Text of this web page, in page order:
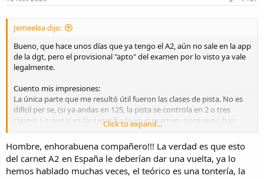
Jemeelea dijo:
Bueno, que hace unos días que ya tengo el A2, aún no sale en la app
de la dgt, pero el provisional "apto" del examen por lo visto ya vale
legalmente.
Cuento mis impresiones:
La única parte que me resultó útil fueron las clases de pista. No es
difícil per se, (si ya andas en 125, la pista se controla en 2 o tres
clases). Lo que sí es fácil es pifiarla en el examen, porque no hay
ensayo ni perdón; solo vale que te salga todo bien a la primera ...y
bajo la presión del momento. Si de verdad quisieran evaluar que la
persona lo haga bien, en vez de ser un sacacuartos, podrían
simplemente permitirte que lo repitas un par de veces, cosa que
solo supone 3 minutos.
Click to expand...
Hombre, enhorabuena compañero!!! La verdad es que esto
del carnet A2 en España le deberían dar una vuelta, ya lo
hemos hablado muchas veces, el teórico es una tontería, la